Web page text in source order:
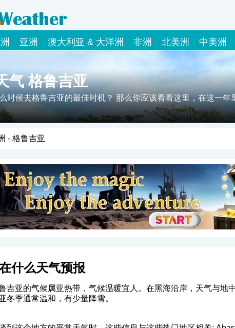
亚洲 澳大利亚 & 大洋洲 非洲 北美洲 中美洲
气 格鲁吉亚
时候去格鲁吉亚的最佳时机？ 那么你应该看看这里，在这一年
- 格鲁吉亚
什么天气预报
吉亚的气候属亚热带，气候温暖宜人。在黑海沿岸，天气与地
冬季通常温和，有少量降雪。